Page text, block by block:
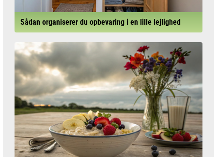
Sådan organiserer du opbevaring i en lille lejlighed